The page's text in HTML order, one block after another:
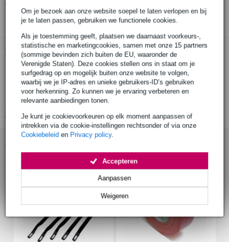
Om je bezoek aan onze website soepel te laten verlopen en bij
je te laten passen, gebruiken we functionele cookies.
Als je toestemming geeft, plaatsen we daarnaast voorkeurs-,
statistische en marketingcookies, samen met onze 15 partners
(sommige bevinden zich buiten de EU, waaronder de
Verenigde Staten). Deze cookies stellen ons in staat om je
surfgedrag op en mogelijk buiten onze website te volgen,
waarbij we je IP-adres en unieke gebruikers-ID’s gebruiken
voor herkenning. Zo kunnen we je ervaring verbeteren en
relevante aanbiedingen tonen.
Je kunt je cookievoorkeuren op elk moment aanpassen of
intrekken via de cookie-instellingen rechtsonder of via onze
Cookiebeleid en Privacy policy.
Weigeren
Aanpassen
Accepteren
Start de check
Productinformatie
Roland RCC-3-TRTR 6.3 mm jack-jack audiokabel
lengte: 1.0 meter
connectoren: 2x 6.35 mm TRS-Jack (male)
Bekijk alle productspecificaties